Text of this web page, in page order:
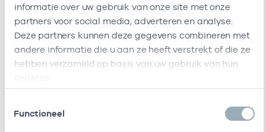
informatie over uw gebruik van onze site met onze
partners voor social media, adverteren en analyse.
Deze partners kunnen deze gegevens combineren met
andere informatie die u aan ze heeft verstrekt of die ze
hebben verzameld op basis van uw gebruik van hun
Functioneel
(Westwijk)
Het
Zonnehuis
Amstelveen
Salamander 2
1187BS
Amstelveen
73731614 23-
Extramurale
01-